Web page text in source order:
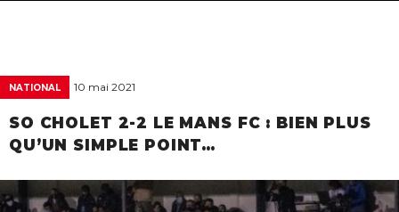
NATIONAL 10 mai 2021
SO CHOLET 2-2 LE MANS FC : BIEN PLUS
QU’UN SIMPLE POINT…